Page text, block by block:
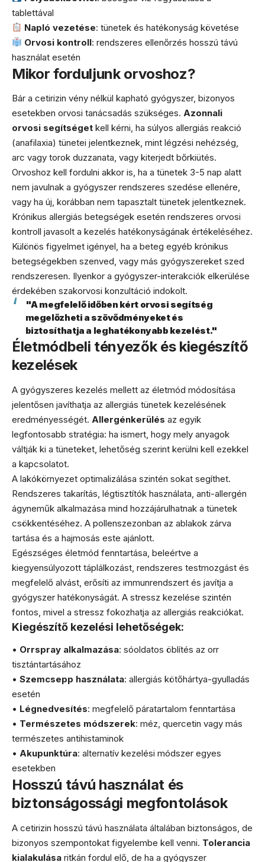
tablettával
Napló vezetése: tünetek és hatékonyság követése
Orvosi kontroll: rendszeres ellenőrzés hosszú távú
használat esetén
Mikor forduljunk orvoshoz?
Bár a cetirizin vény nélkül kapható gyógyszer, bizonyos
esetekben orvosi tanácsadás szükséges. Azonnali
orvosi segítséget kell kérni, ha súlyos allergiás reakció
(anafilaxia) tünetei jelentkeznek, mint légzési nehézség,
arc vagy torok duzzanata, vagy kiterjedt bőrkiütés.
Orvoshoz kell fordulni akkor is, ha a tünetek 3-5 nap alatt
nem javulnak a gyógyszer rendszeres szedése ellenére,
vagy ha új, korábban nem tapasztalt tünetek jelentkeznek.
Krónikus allergiás betegségek esetén rendszeres orvosi
kontroll javasolt a kezelés hatékonyságának értékeléséhez.
Különös figyelmet igényel, ha a beteg egyéb krónikus
betegségekben szenved, vagy más gyógyszereket szed
rendszeresen. Ilyenkor a gyógyszer-interakciók elkerülése
érdekében szakorvosi konzultáció indokolt.
"A megfelelő időben kért orvosi segítség
megelőzheti a szövődményeket és
biztosíthatja a leghatékonyabb kezelést."
Életmódbeli tényezők és kiegészítő
kezelések
A gyógyszeres kezelés mellett az életmód módosítása
jelentősen javíthatja az allergiás tünetek kezelésének
eredményességét. Allergénkerülés az egyik
legfontosabb stratégia: ha ismert, hogy mely anyagok
váltják ki a tüneteket, lehetőség szerint kerülni kell ezekkel
a kapcsolatot.
A lakókörnyezet optimalizálása szintén sokat segíthet.
Rendszeres takarítás, légtisztítók használata, anti-allergén
ágyneműk alkalmazása mind hozzájárulhatnak a tünetek
csökkentéséhez. A pollenszezonban az ablakok zárva
tartása és a hajmosás este ajánlott.
Egészséges életmód fenntartása, beleértve a
kiegyensúlyozott táplálkozást, rendszeres testmozgást és
megfelelő alvást, erősíti az immunrendszert és javítja a
gyógyszer hatékonyságát. A stressz kezelése szintén
fontos, mivel a stressz fokozhatja az allergiás reakciókat.
Kiegészítő kezelési lehetőségek:
• Orrspray alkalmazása: sóoldatos öblítés az orr
tisztántartásához
• Szemcsepp használata: allergiás kötőhártya-gyulladás
esetén
• Légnedvesítés: megfelelő páratartalom fenntartása
• Természetes módszerek: méz, quercetin vagy más
természetes antihistaminok
• Akupunktúra: alternatív kezelési módszer egyes
esetekben
Hosszú távú használat és
biztonságossági megfontolások
A cetirizin hosszú távú használata általában biztonságos, de
bizonyos szempontokat figyelembe kell venni. Tolerancia
kialakulása ritkán fordul elő, de ha a gyógyszer